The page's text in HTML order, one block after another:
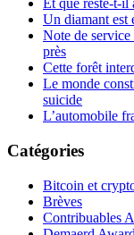
Et que reste-t-il
Un diamant est
Note de
près
Cette forêt
Le monde
suicide
L’automobile
Catégories
Bitcoin et
Brèves
Contribuables